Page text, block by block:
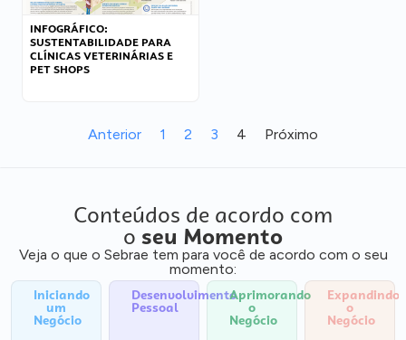
INFOGRÁFICO:
SUSTENTABILIDADE PARA
CLÍNICAS VETERINÁRIAS E
PET SHOPS
Anterior 1 2 3 4 Próximo
Conteúdos de acordo com
o seu Momento
Veja o que o Sebrae tem para você de acordo com o seu
momento:
Iniciando
um
Negócio
Desenvolvimento
Pessoal
Aprimorando
o
Negócio
Expandindo
o
Negócio